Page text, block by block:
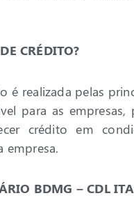
CRÉDITO?
é realizada pelas
para as
crédito em
empresa.
BDMG – CDL